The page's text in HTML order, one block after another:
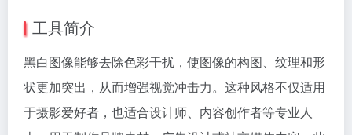
工具简介
黑白图像能够去除色彩干扰，使图像的构图、纹理和形
状更加突出，从而增强视觉冲击力。这种风格不仅适用
于摄影爱好者，也适合设计师、内容创作者等专业人